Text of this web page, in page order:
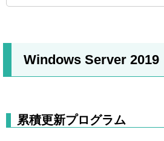
Windows Server 2019
累積更新プログラム